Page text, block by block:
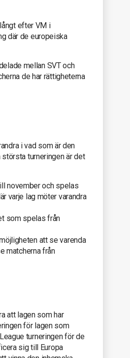
efter VM i
där de europeiska
mellan SVT och
de har rättigheterna
i vad som är den
turneringen är det
november och spelas
varje lag möter varandra
som spelas från
att se varenda
matcherna från
att lagen som har
för lagen som
turneringen för de
sig till Europa